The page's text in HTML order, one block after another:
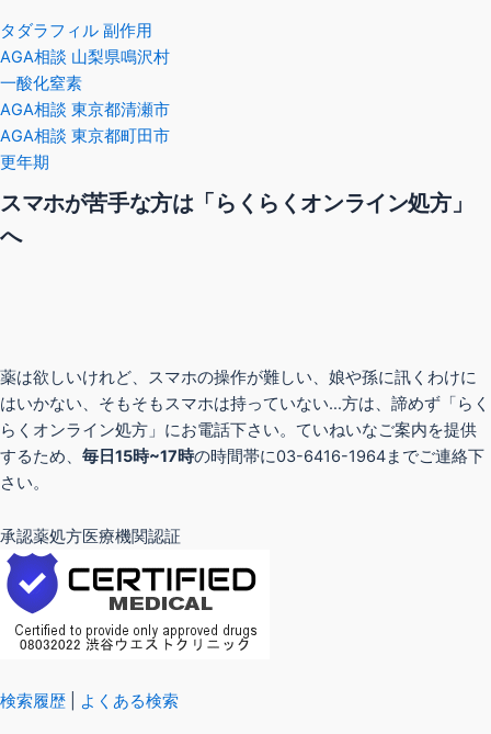
タダラフィル 副作用
AGA相談 山梨県鳴沢村
一酸化窒素
AGA相談 東京都清瀬市
AGA相談 東京都町田市
更年期
スマホが苦手な方は「らくらくオンライン処方」
へ
薬は欲しいけれど、スマホの操作が難しい、娘や孫に訊くわけに
はいかない、そもそもスマホは持っていない…方は、諦めず「らく
らくオンライン処方」にお電話下さい。ていねいなご案内を提供
するため、 毎日15時~17時の時間帯に03-6416-1964までご連絡下
さい。
承認薬処方医療機関認証
検索履歴 よくある検索